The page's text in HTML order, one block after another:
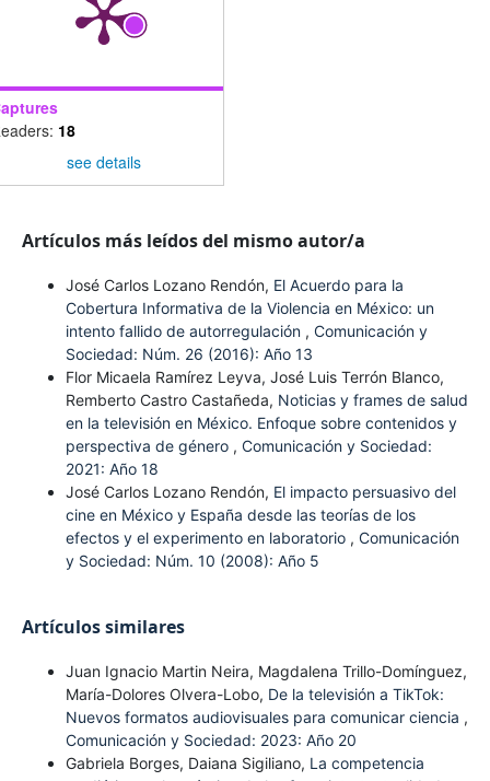
18
see details
Artículos más leídos del mismo autor/a
José Carlos Lozano Rendón, El Acuerdo para la
Cobertura Informativa de la Violencia en México: un
intento fallido de autorregulación , Comunicación y
Sociedad: Núm. 26 (2016): Año 13
Flor Micaela Ramírez Leyva, José Luis Terrón Blanco,
Remberto Castro Castañeda, Noticias y frames de salud
en la televisión en México. Enfoque sobre contenidos y
perspectiva de género , Comunicación y Sociedad:
2021: Año 18
José Carlos Lozano Rendón, El impacto persuasivo del
cine en México y España desde las teorías de los
efectos y el experimento en laboratorio , Comunicación
y Sociedad: Núm. 10 (2008): Año 5
Artículos similares
Juan Ignacio Martin Neira, Magdalena Trillo-Domínguez,
María-Dolores Olvera-Lobo, De la televisión a TikTok:
Nuevos formatos audiovisuales para comunicar ciencia ,
Comunicación y Sociedad: 2023: Año 20
Gabriela Borges, Daiana Sigiliano, La competencia